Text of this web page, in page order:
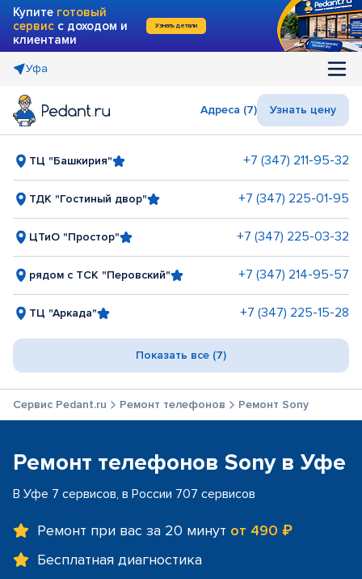
Купите готовый
сервис с доходом и
клиентами
Узнать детали
Уфа
Адреса (7) Узнать цену
ТЦ "Башкирия" +7 (347) 211-95-32
ТДК "Гостиный двор" +7 (347) 225-01-95
ЦТиО "Простор" +7 (347) 225-03-32
рядом с ТСК "Перовский" +7 (347) 214-95-57
ТЦ "Аркада" +7 (347) 225-15-28
Показать все (7)
Сервис Pedant.ru Ремонт телефонов Ремонт Sony
Ремонт телефонов Sony в Уфе
В Уфе 7 сервисов, в России 707 сервисов
Ремонт при вас за 20 минут от 490 ₽
Бесплатная диагностика